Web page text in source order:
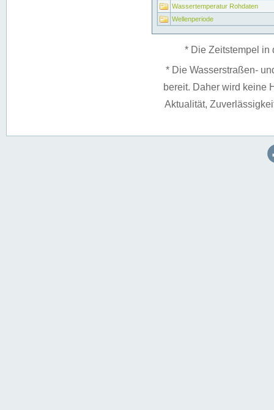
Wassertemperatur Rohdaten
Wellenperiode
* Die Zeitstempel in
* Die Wasserstraßen-
bereit. Daher wird keine
Aktualität,